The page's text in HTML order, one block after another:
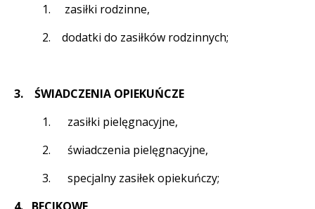
1. zasiłki rodzinne,
2. dodatki do zasiłków rodzinnych;
3. ŚWIADCZENIA OPIEKUŃCZE
1. zasiłki pielęgnacyjne,
2. świadczenia pielęgnacyjne,
3. specjalny zasiłek opiekuńczy;